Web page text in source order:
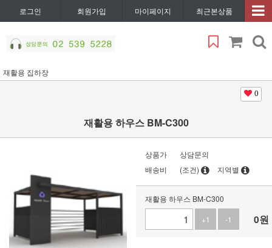
로그인 회원가입 마이페이지 최근본상품
재활용 집하장
0
재활용 하우스 BM-C300
상품가
상담문의
배송비
(조건) 지역별
재활용 하우스 BM-C300
+1
-1 0원